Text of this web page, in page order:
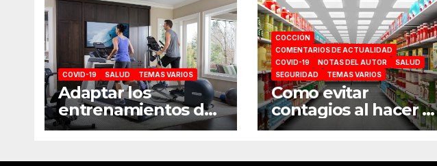
COVID-19 SALUD TEMAS VARIOS
Adaptar los
entrenamientos del
gimnasio a casa
COCCIÓN
COMENTARIOS DE ACTUALIDAD
COVID-19
NOTAS DEL AUTOR
SALUD
SEGURIDAD
TEMAS VARIOS
Como evitar
contagios al hacer la
compra en el